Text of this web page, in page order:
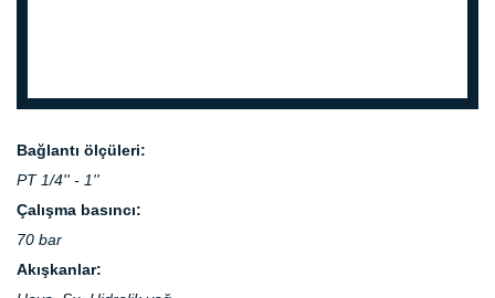
Bağlantı ölçüleri:
PT 1/4'' - 1''
Çalışma basıncı:
70 bar
Akışkanlar: